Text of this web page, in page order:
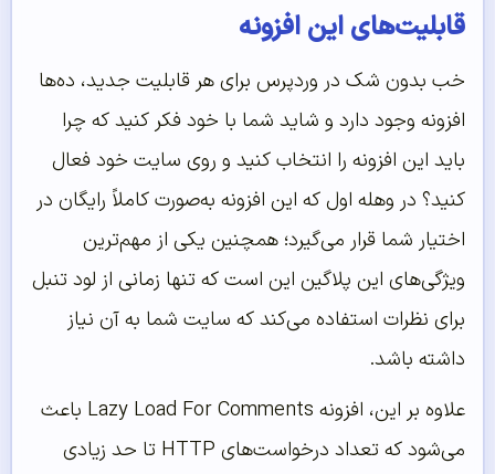
قابلیت‌های این افزونه
خب بدون شک در وردپرس برای هر قابلیت جدید، ده‌ها
افزونه وجود دارد و شاید شما با خود فکر کنید که چرا
باید این افزونه را انتخاب کنید و روی سایت خود فعال
کنید؟ در وهله اول که این افزونه به‌صورت کاملاً رایگان در
اختیار شما قرار می‌گیرد؛ همچنین یکی از مهم‌ترین
ویژگی‌های این پلاگین این است که تنها زمانی از لود تنبل
برای نظرات استفاده می‌کند که سایت شما به آن نیاز
داشته باشد.
علاوه بر این، افزونه Lazy Load For Comments باعث
می‌شود که تعداد درخواست‌های HTTP تا حد زیادی